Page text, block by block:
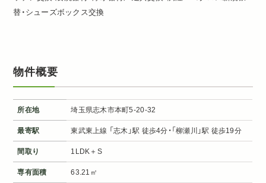
替・シューズボックス交換
物件概要
所在地 埼玉県志木市本町5-20-32
最寄駅 東武東上線 「志木」駅 徒歩4分・「柳瀬川」駅 徒歩19分
間取り 1LDK＋S
専有面積 63.21㎡